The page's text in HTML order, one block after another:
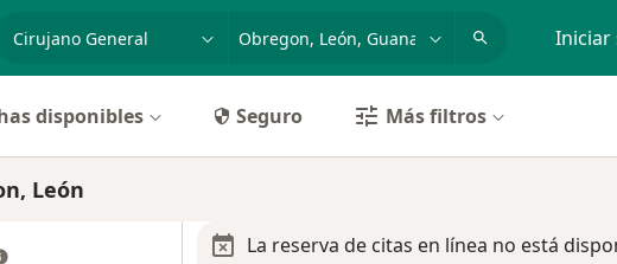
p. ej. Guadalajara Iniciar
disponibles Seguro Más filtros
León
La reserva de citas en línea no está